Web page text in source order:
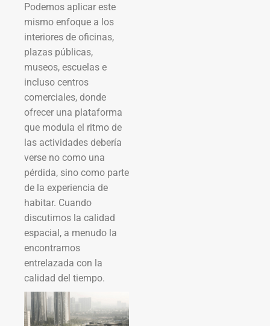
Podemos aplicar este
mismo enfoque a los
interiores de oficinas,
plazas públicas,
museos, escuelas e
incluso centros
comerciales, donde
ofrecer una plataforma
que modula el ritmo de
las actividades debería
verse no como una
pérdida, sino como parte
de la experiencia de
habitar. Cuando
discutimos la calidad
espacial, a menudo la
encontramos
entrelazada con la
calidad del tiempo.